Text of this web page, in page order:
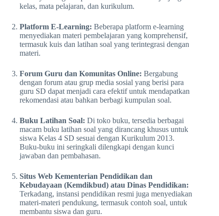
kelas, mata pelajaran, dan kurikulum.
Platform E-Learning: Beberapa platform e-learning
menyediakan materi pembelajaran yang komprehensif,
termasuk kuis dan latihan soal yang terintegrasi dengan
materi.
Forum Guru dan Komunitas Online: Bergabung
dengan forum atau grup media sosial yang berisi para
guru SD dapat menjadi cara efektif untuk mendapatkan
rekomendasi atau bahkan berbagi kumpulan soal.
Buku Latihan Soal: Di toko buku, tersedia berbagai
macam buku latihan soal yang dirancang khusus untuk
siswa Kelas 4 SD sesuai dengan Kurikulum 2013.
Buku-buku ini seringkali dilengkapi dengan kunci
jawaban dan pembahasan.
Situs Web Kementerian Pendidikan dan
Kebudayaan (Kemdikbud) atau Dinas Pendidikan:
Terkadang, instansi pendidikan resmi juga menyediakan
materi-materi pendukung, termasuk contoh soal, untuk
membantu siswa dan guru.